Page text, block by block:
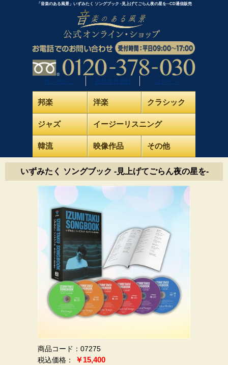
「音楽のある風景」いずみたく ソングブック ‐見上げてごらん夜の星を‐-CD通信販売
買い物かご 新規会員登録 ログイン
邦楽 洋楽 クラシック
ジャズ イージーリスニング
韓流 映像作品 その他
いずみたく ソングブック ‐見上げてごらん夜の星を‐
商品コード：07275
￥15,400